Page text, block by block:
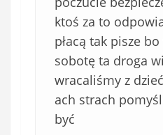
ktoś za to
płacą tak pisze
sobotę ta droga
wracaliśmy z
ach strach
być